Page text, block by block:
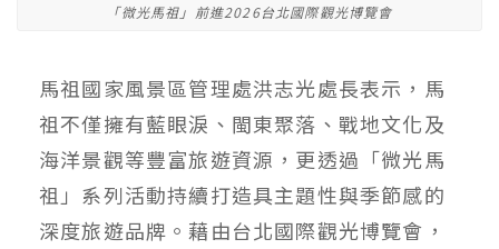
「微光馬祖」前進2026台北國際觀光博覽會
馬祖國家風景區管理處洪志光處長表示，馬
祖不僅擁有藍眼淚、閩東聚落、戰地文化及
海洋景觀等豐富旅遊資源，更透過「微光馬
祖」系列活動持續打造具主題性與季節感的
深度旅遊品牌。藉由台北國際觀光博覽會，